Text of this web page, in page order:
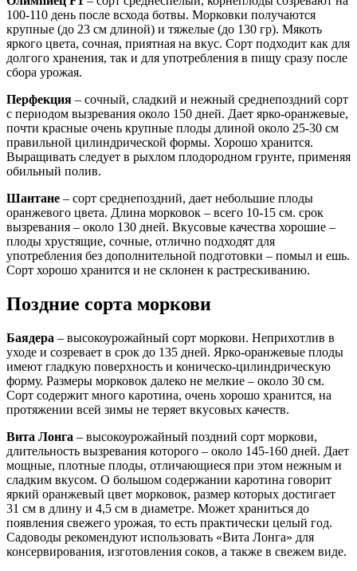
100-110 день после всхода ботвы. Морковки получаются
крупные (до 23 см длиной) и тяжелые (до 130 гр). Мякоть
яркого цвета, сочная, приятная на вкус. Сорт подходит как для
долгого хранения, так и для употребления в пищу сразу после
сбора урожая.
Перфекция – сочный, сладкий и нежный среднепоздний сорт
с периодом вызревания около 150 дней. Дает ярко-оранжевые,
почти красные очень крупные плоды длиной около 25-30 см
правильной цилиндрической формы. Хорошо хранится.
Выращивать следует в рыхлом плодородном грунте, применяя
обильный полив.
Шантане – сорт среднепоздний, дает небольшие плоды
оранжевого цвета. Длина морковок – всего 10-15 см. срок
вызревания – около 130 дней. Вкусовые качества хорошие –
плоды хрустящие, сочные, отлично подходят для
употребления без дополнительной подготовки – помыл и ешь.
Сорт хорошо хранится и не склонен к растрескиванию.
Поздние сорта моркови
Баядера – высокоурожайный сорт моркови. Неприхотлив в
уходе и созревает в срок до 135 дней. Ярко-оранжевые плоды
имеют гладкую поверхность и коническо-цилиндрическую
форму. Размеры морковок далеко не мелкие – около 30 см.
Сорт содержит много каротина, очень хорошо хранится, на
протяжении всей зимы не теряет вкусовых качеств.
Вита Лонга – высокоурожайный поздний сорт моркови,
длительность вызревания которого – около 145-160 дней. Дает
мощные, плотные плоды, отличающиеся при этом нежным и
сладким вкусом. О большом содержании каротина говорит
яркий оранжевый цвет морковок, размер которых достигает
31 см в длину и 4,5 см в диаметре. Может храниться до
появления свежего урожая, то есть практически целый год.
Садоводы рекомендуют использовать «Вита Лонга» для
консервирования, изготовления соков, а также в свежем виде.